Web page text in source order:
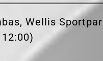
Wellis